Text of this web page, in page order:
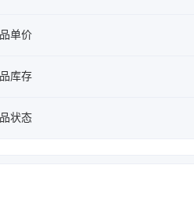
单价
库存
状态